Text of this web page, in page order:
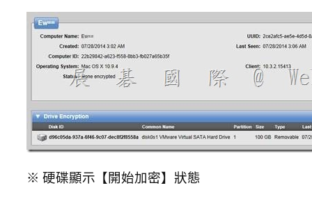
※ 硬碟顯示【開始加密】狀態